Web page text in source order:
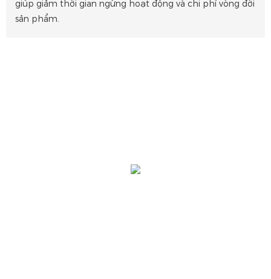
giúp giảm thời gian ngừng hoạt động và chi phí vòng đời
sản phẩm.